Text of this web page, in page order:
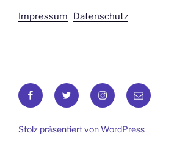
Impressum Datenschutz
FacebookTwitter Instagram
E-
Mail
Stolz präsentiert von WordPress